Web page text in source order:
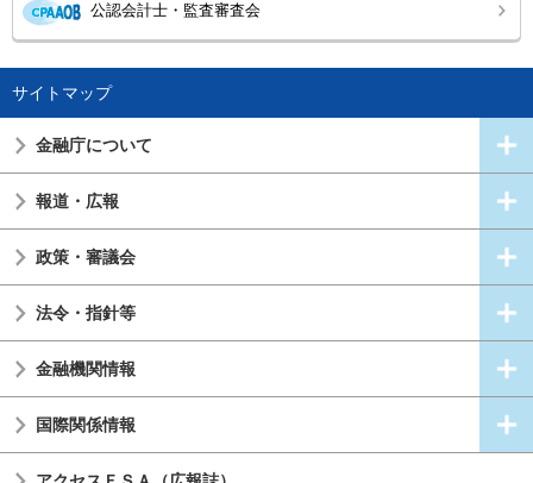
公認会計士・監査審査会
サイトマップ
金融庁について
報道・広報
政策・審議会
法令・指針等
金融機関情報
国際関係情報